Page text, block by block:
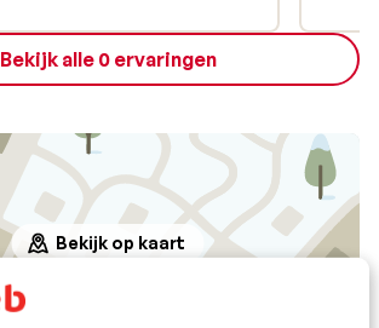
Bekijk alle 0 ervaringen
Bekijk op kaart